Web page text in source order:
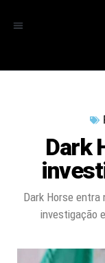
Dark
Dark Horse entra
investigação